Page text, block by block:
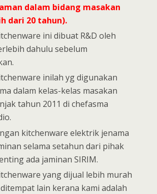
dalam bidang masakan
dari 20 tahun).
ini dibuat R&D oleh
dahulu sebelum
inilah yg digunakan
dalam kelas-kelas masakan
tahun 2011 di chefasma
kitchenware elektrik jenama
selama setahun dari pihak
ada jaminan SIRIM.
yang dijual lebih murah
lain kerana kami adalah